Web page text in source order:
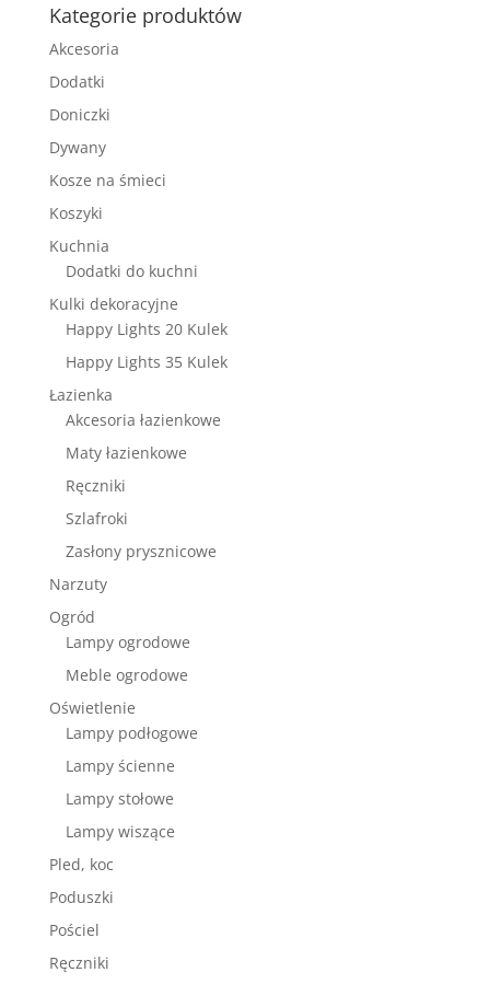
Kategorie produktów
Akcesoria
Dodatki
Doniczki
Dywany
Kosze na śmieci
Koszyki
Kuchnia
Dodatki do kuchni
Kulki dekoracyjne
Happy Lights 20 Kulek
Happy Lights 35 Kulek
Łazienka
Akcesoria łazienkowe
Maty łazienkowe
Ręczniki
Szlafroki
Zasłony prysznicowe
Narzuty
Ogród
Lampy ogrodowe
Meble ogrodowe
Oświetlenie
Lampy podłogowe
Lampy ścienne
Lampy stołowe
Lampy wiszące
Pled, koc
Poduszki
Pościel
Ręczniki